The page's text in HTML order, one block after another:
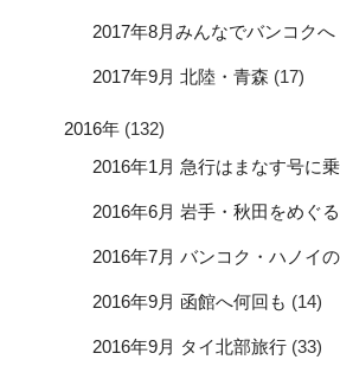
2017年8月みんなでバンコクへ
2017年9月 北陸・青森 (17)
2016年 (132)
2016年1月 急行はまなす号に
2016年6月 岩手・秋田をめぐる
2016年7月 バンコク・ハノイ
2016年9月 函館へ何回も (14)
2016年9月 タイ北部旅行 (33)